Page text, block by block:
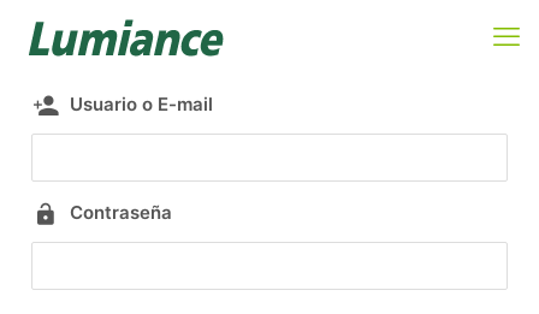
Usuario o E-mail
Contraseña